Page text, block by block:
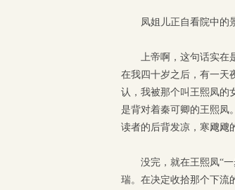
凤姐儿正自看院中的
上帝啊，这句话实在
在我四十岁之后，有一天
认，我被那个叫王熙凤的
是背对着秦可卿的王熙凤
读者的后背发凉，寒飕飕
没完，就在王熙凤“
瑞。在决定收拾那个下